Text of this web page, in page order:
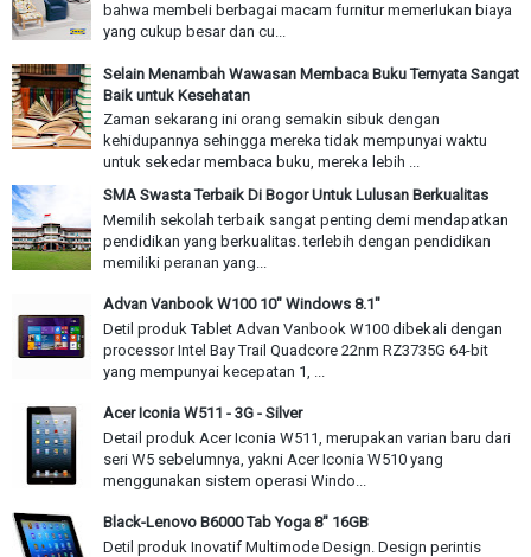
bahwa membeli berbagai macam furnitur memerlukan biaya
yang cukup besar dan cu...
Selain Menambah Wawasan Membaca Buku Ternyata Sangat
Baik untuk Kesehatan
Zaman sekarang ini orang semakin sibuk dengan
kehidupannya sehingga mereka tidak mempunyai waktu
untuk sekedar membaca buku, mereka lebih ...
SMA Swasta Terbaik Di Bogor Untuk Lulusan Berkualitas
Memilih sekolah terbaik sangat penting demi mendapatkan
pendidikan yang berkualitas. terlebih dengan pendidikan
memiliki peranan yang...
Advan Vanbook W100 10" Windows 8.1"
Detil produk Tablet Advan Vanbook W100 dibekali dengan
processor Intel Bay Trail Quadcore 22nm RZ3735G 64-bit
yang mempunyai kecepatan 1, ...
Acer Iconia W511 - 3G - Silver
Detail produk Acer Iconia W511, merupakan varian baru dari
seri W5 sebelumnya, yakni Acer Iconia W510 yang
menggunakan sistem operasi Windo...
Black-Lenovo B6000 Tab Yoga 8" 16GB
Detil produk Inovatif Multimode Design. Design perintis